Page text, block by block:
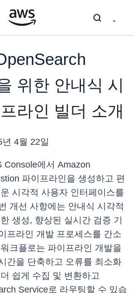
위한 안내식 시
라인 빌더 소개
년 4월 22일
Console에서 Amazon
파이프라인을 생성하고 편
시각적 사용자 인터페이스를
개선 사항에는 안내식 시각적
생성, 향상된 실시간 검증 기
프라인 개발 프로세스를 간소
크플로는 파이프라인 개발을
간을 단축하고 오류를 최소화
쉽게 수집 및 변환하고
Service로 라우팅할 수 있습